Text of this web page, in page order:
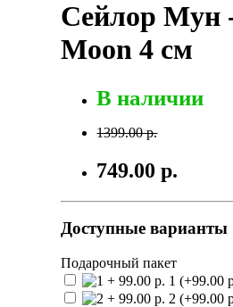
Сейлор Мун
Moon 4 см
В наличии
1399.00 р.
749.00 р.
Доступные варианты
Подарочный пакет
1 (+99.00
2 (+99.00